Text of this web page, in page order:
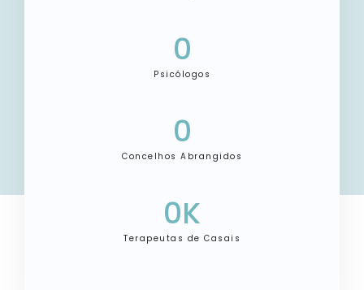
0
Psicólogos
0
Concelhos Abrangidos
0K
Terapeutas de Casais